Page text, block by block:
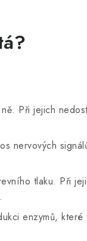
Při jejich
nervových
tlaku. Při
enzymů,